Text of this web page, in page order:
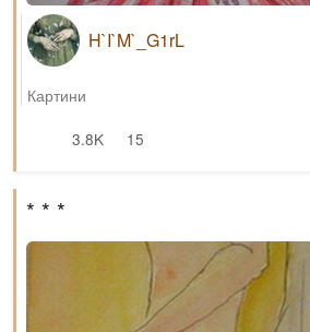
H`I`M`_G1rL
Картини
3.8K
15
* * *